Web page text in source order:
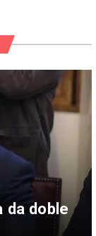
da doble